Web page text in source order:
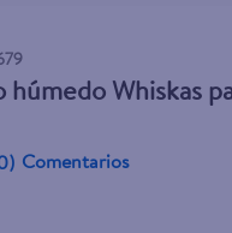
Whiskas
) Comentarios